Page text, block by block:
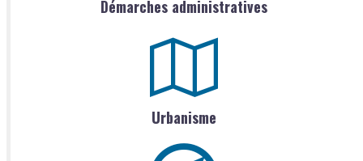
Démarches administratives
Urbanisme